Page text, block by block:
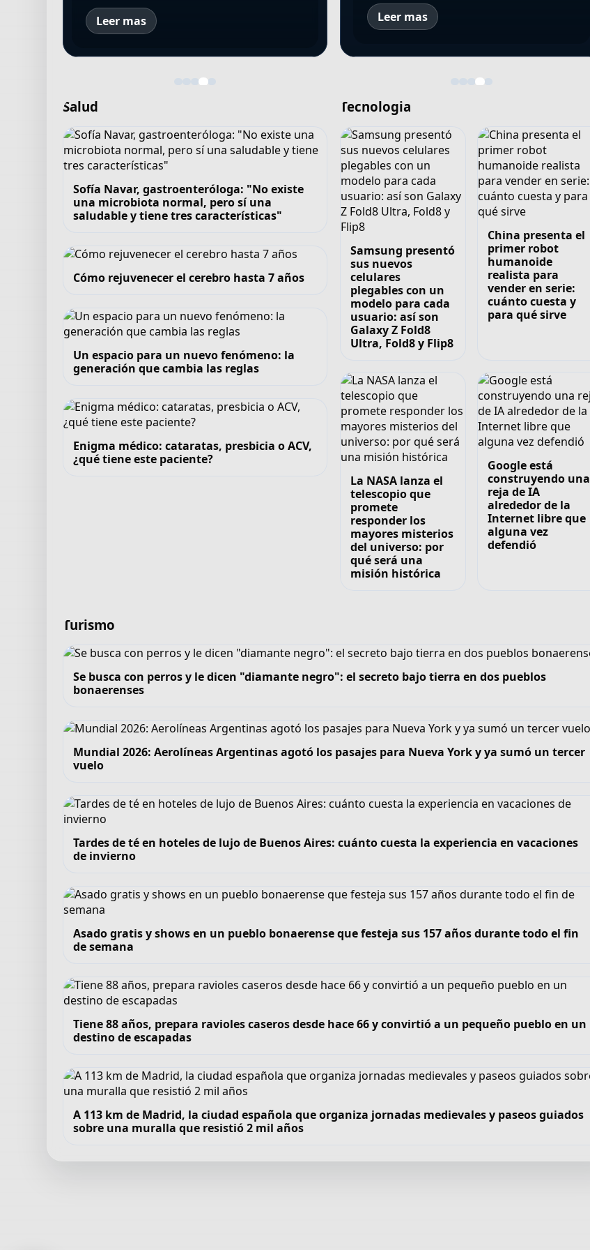
Leer mas Leer mas
Salud
Sofía Navar, gastroenteróloga: "No existe
una microbiota normal, pero sí una
saludable y tiene tres características"
Cómo rejuvenecer el cerebro hasta 7 años
Un espacio para un nuevo fenómeno: la
generación que cambia las reglas
Enigma médico: cataratas, presbicia o ACV,
¿qué tiene este paciente?
Tecnologia
Samsung presentó
sus nuevos
celulares
plegables con un
modelo para cada
usuario: así son
Galaxy Z Fold8
Ultra, Fold8 y Flip8
China presenta el
primer robot
humanoide
realista para
vender en serie:
cuánto cuesta y
para qué sirve
La NASA lanza el
telescopio que
promete
responder los
mayores misterios
del universo: por
qué será una
misión histórica
Google está
construyendo una
reja de IA
alrededor de la
Internet libre que
alguna vez
defendió
Turismo
Se busca con perros y le dicen "diamante negro": el secreto bajo tierra en dos pueblos
bonaerenses
Mundial 2026: Aerolíneas Argentinas agotó los pasajes para Nueva York y ya sumó un tercer
vuelo
Tardes de té en hoteles de lujo de Buenos Aires: cuánto cuesta la experiencia en vacaciones
de invierno
Asado gratis y shows en un pueblo bonaerense que festeja sus 157 años durante todo el fin
de semana
Tiene 88 años, prepara ravioles caseros desde hace 66 y convirtió a un pequeño pueblo en un
destino de escapadas
A 113 km de Madrid, la ciudad española que organiza jornadas medievales y paseos guiados
sobre una muralla que resistió 2 mil años